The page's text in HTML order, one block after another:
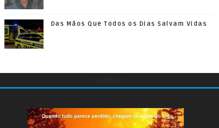
Das Mãos Que Todos os Dias Salvam Vidas